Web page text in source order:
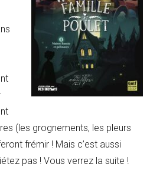
(les grognements, les pleurs
frémir ! Mais c’est aussi
pas ! Vous verrez la suite !